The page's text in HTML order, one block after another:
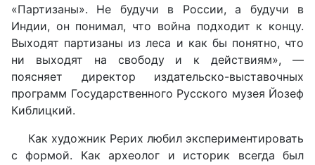
«Партизаны». Не будучи в России, а будучи в
Индии, он понимал, что война подходит к концу.
Выходят партизаны из леса и как бы понятно, что
ни выходят на свободу и к действиям», —
поясняет директор издательско-выставочных
программ Государственного Русского музея Йозеф
Киблицкий.
Как художник Рерих любил экспериментировать
с формой. Как археолог и историк всегда был